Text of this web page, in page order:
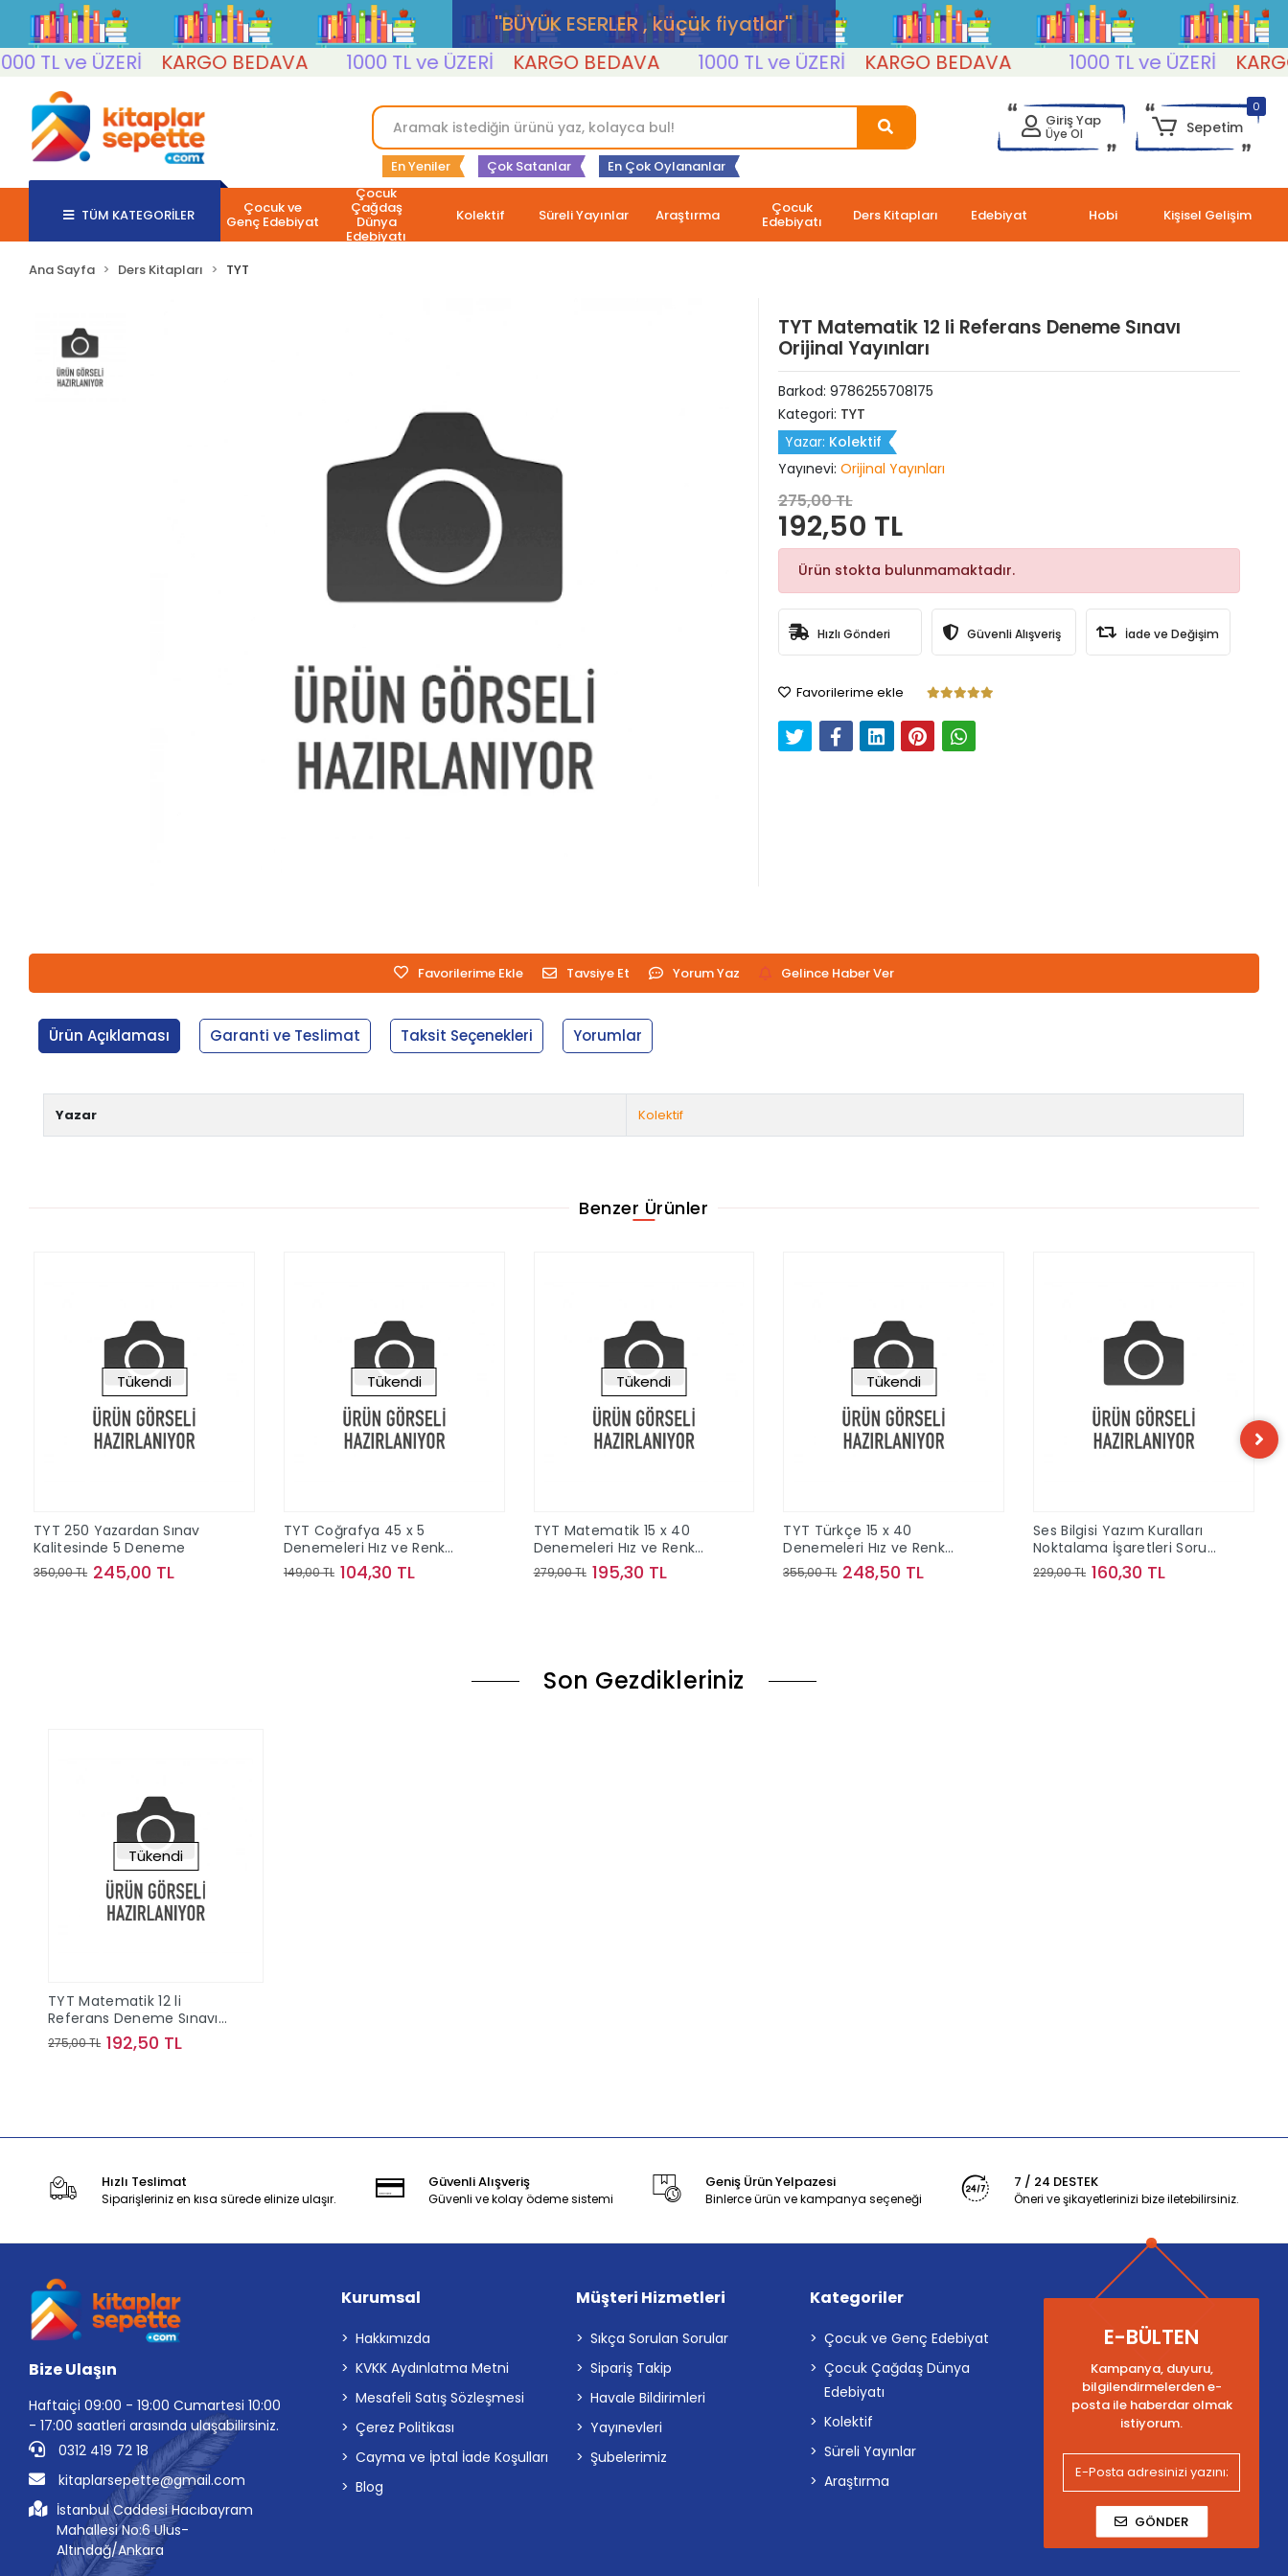
''BÜYÜK ESERLER , küçük fiyatlar''
ve ÜZERİ
KARGO BEDAVA 1000 TL ve ÜZERİ KARGO BEDAVA 1000 TL ve ÜZERİ KARGO BEDAVA 1000 TL ve ÜZERİ KARGO
En Yeniler Çok Satanlar En Çok Oylananlar
Giriş Yap
Üye Ol
0
Sepetim
TÜM KATEGORİLER Çocuk ve
Genç Edebiyat
Çocuk
Çağdaş
Dünya
Edebiyatı
Kolektif Süreli Yayınlar Araştırma Çocuk
Edebiyatı Ders Kitapları Edebiyat Hobi Kişisel Gelişim
Ana Sayfa Ders Kitapları TYT
TYT Matematik 12 li Referans Deneme Sınavı
Orijinal Yayınları
Barkod: 9786255708175
Kategori: TYT
Yazar: Kolektif
Yayınevi: Orijinal Yayınları
275,00 TL
192,50 TL
Ürün stokta bulunmamaktadır.
Hızlı Gönderi Güvenli Alışveriş İade ve Değişim
Favorilerime ekle
Favorilerime Ekle Tavsiye Et Yorum Yaz Gelince Haber Ver
Ürün Açıklaması Garanti ve Teslimat Taksit Seçenekleri Yorumlar
Yazar Kolektif
Benzer Ürünler
Tükendi
TYT 250 Yazardan Sınav
Kalitesinde 5 Deneme
350,00 TL 245,00 TL
Tükendi
TYT Coğrafya 45 x 5
Denemeleri Hız ve Renk
Yayınları
149,00 TL 104,30 TL
Tükendi
TYT Matematik 15 x 40
Denemeleri Hız ve Renk
Yayınları
279,00 TL 195,30 TL
Tükendi
TYT Türkçe 15 x 40
Denemeleri Hız ve Renk
Yayınları
355,00 TL 248,50 TL
Ses Bilgisi Yazım Kuralları
Noktalama İşaretleri Soru
ve Konu Kampı Bilgi Sarmal
Yayınları
229,00 TL 160,30 TL
Son Gezdikleriniz
Tükendi
TYT Matematik 12 li
Referans Deneme Sınavı
Orijinal Yayınları
275,00 TL 192,50 TL
Hızlı Teslimat
Siparişleriniz en kısa sürede elinize ulaşır.
Güvenli Alışveriş
Güvenli ve kolay ödeme sistemi
Geniş Ürün Yelpazesi
Binlerce ürün ve kampanya seçeneği
7 / 24 DESTEK
Öneri ve şikayetlerinizi bize iletebilirsiniz.
Bize Ulaşın
Haftaiçi 09:00 - 19:00 Cumartesi 10:00
- 17:00 saatleri arasında ulaşabilirsiniz.
0312 419 72 18
kitaplarsepette@gmail.com
İstanbul Caddesi Hacıbayram
Mahallesi No:6 Ulus-
Altındağ/Ankara
Kurumsal
Hakkımızda
KVKK Aydınlatma Metni
Mesafeli Satış Sözleşmesi
Çerez Politikası
Cayma ve İptal İade Koşulları
Blog
Müşteri Hizmetleri
Sıkça Sorulan Sorular
Sipariş Takip
Havale Bildirimleri
Yayınevleri
Şubelerimiz
Kategoriler
Çocuk ve Genç Edebiyat
Çocuk Çağdaş Dünya
Edebiyatı
Kolektif
Süreli Yayınlar
Araştırma
E-BÜLTEN
Kampanya, duyuru,
bilgilendirmelerden e-
posta ile haberdar olmak
istiyorum.
GÖNDER